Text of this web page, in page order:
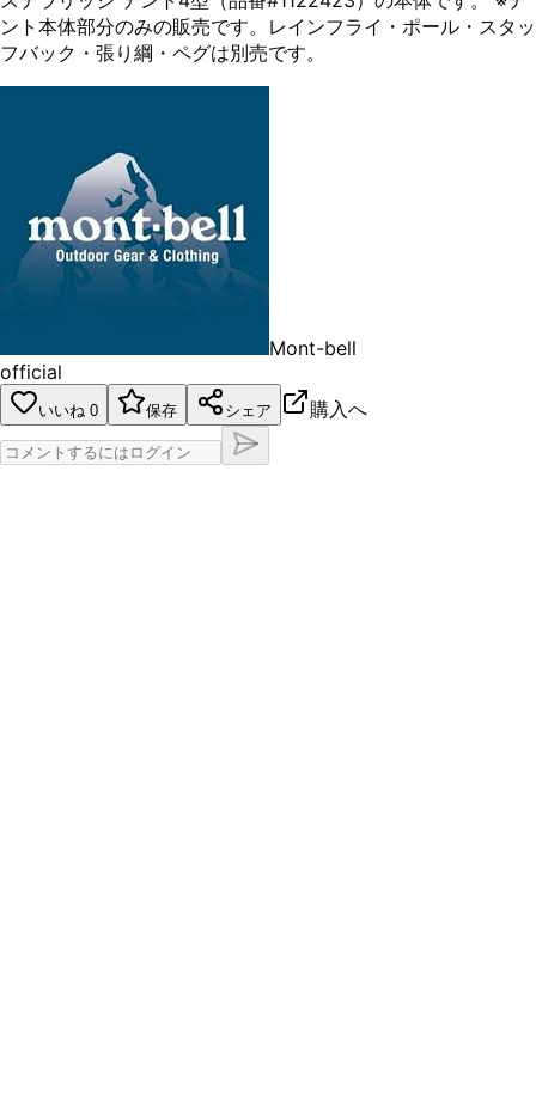
ント本体部分のみの販売です。レインフライ・ポール・スタッ
フバック・張り綱・ペグは別売です。
Mont-bell
official
いいね 0 保存 シェア 購入へ